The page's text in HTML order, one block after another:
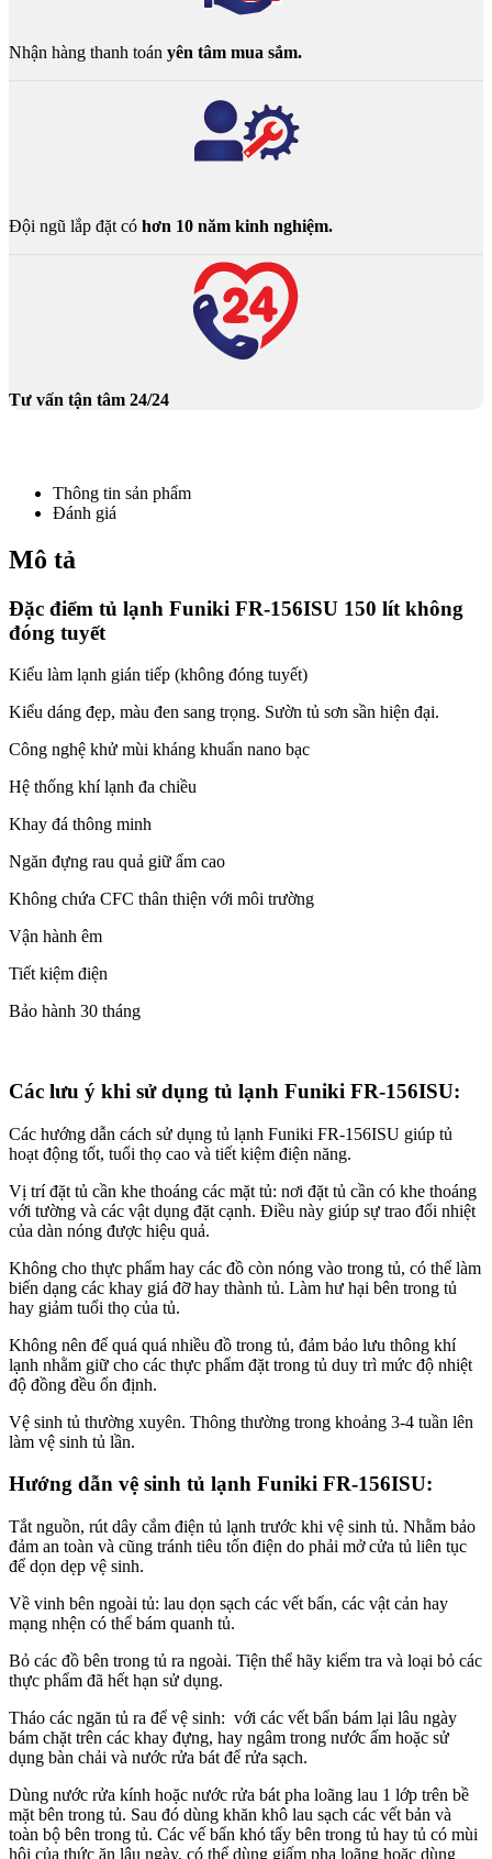
Nhận hàng thanh toán yên tâm mua sắm.
Đội ngũ lắp đặt có hơn 10 năm kinh nghiệm.
Tư vấn tận tâm 24/24
Thông tin sản phẩm
Đánh giá
Mô tả
Đặc điểm tủ lạnh Funiki FR-156ISU 150 lít không
đóng tuyết
Kiểu làm lạnh gián tiếp (không đóng tuyết)
Kiểu dáng đẹp, màu đen sang trọng. Sườn tủ sơn sần hiện đại.
Công nghệ khử mùi kháng khuẩn nano bạc
Hệ thống khí lạnh đa chiều
Khay đá thông minh
Ngăn đựng rau quả giữ ẩm cao
Không chứa CFC thân thiện với môi trường
Vận hành êm
Tiết kiệm điện
Bảo hành 30 tháng
Các lưu ý khi sử dụng tủ lạnh Funiki FR-156ISU:
Các hướng dẫn cách sử dụng tủ lạnh Funiki FR-156ISU giúp tủ
hoạt động tốt, tuổi thọ cao và tiết kiệm điện năng.
Vị trí đặt tủ cần khe thoáng các mặt tủ: nơi đặt tủ cần có khe thoáng
với tường và các vật dụng đặt cạnh. Điều này giúp sự trao đổi nhiệt
của dàn nóng được hiệu quả.
Không cho thực phẩm hay các đồ còn nóng vào trong tủ, có thể làm
biến dạng các khay giá đỡ hay thành tủ. Làm hư hại bên trong tủ
hay giảm tuổi thọ của tủ.
Không nên để quá quá nhiều đồ trong tủ, đảm bảo lưu thông khí
lạnh nhằm giữ cho các thực phẩm đặt trong tủ duy trì mức độ nhiệt
độ đồng đều ổn định.
Vệ sinh tủ thường xuyên. Thông thường trong khoảng 3-4 tuần lên
làm vệ sinh tủ lần.
Hướng dẫn vệ sinh tủ lạnh Funiki FR-156ISU:
Tắt nguồn, rút dây cắm điện tủ lạnh trước khi vệ sinh tủ. Nhằm bảo
đảm an toàn và cũng tránh tiêu tốn điện do phải mở cửa tủ liên tục
để dọn dẹp vệ sinh.
Về vinh bên ngoài tủ: lau dọn sạch các vết bẩn, các vật cản hay
mạng nhện có thể bám quanh tủ.
Bỏ các đồ bên trong tủ ra ngoài. Tiện thể hãy kiểm tra và loại bỏ các
thực phẩm đã hết hạn sử dụng.
Tháo các ngăn tủ ra để vệ sinh: với các vết bẩn bám lại lâu ngày
bám chặt trên các khay đựng, hay ngâm trong nước ấm hoặc sử
dụng bàn chải và nước rửa bát để rửa sạch.
Dùng nước rửa kính hoặc nước rửa bát pha loãng lau 1 lớp trên bề
mặt bên trong tủ. Sau đó dùng khăn khô lau sạch các vết bản và
toàn bộ bên trong tủ. Các vế bẩn khó tẩy bên trong tủ hay tủ có mùi
hôi của thức ăn lâu ngày, có thể dùng giấm pha loãng hoặc dùng